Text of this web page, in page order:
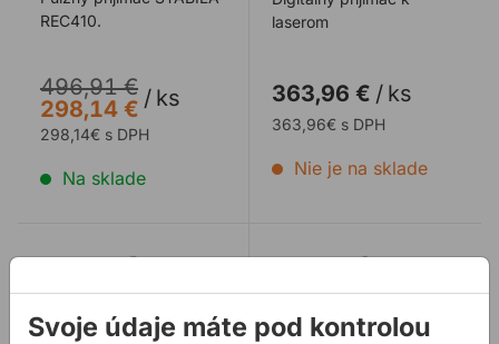
REC410.
496,91 €
298,14 € / ks
298,14€ s DPH
Na sklade
laserom
363,96 € / ks
363,96€ s DPH
Nie je na sklade
Lata STABILA TNL 500 cm nivelačnáLata STABILA NL 80 -
Svoje údaje máte pod kontrolou